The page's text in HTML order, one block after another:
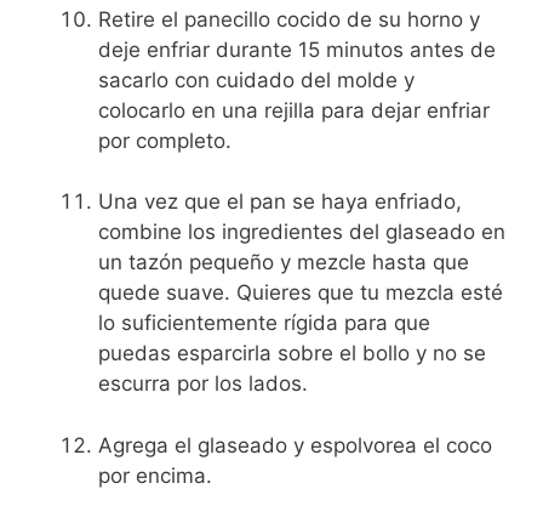
Retire el panecillo cocido de su horno y
deje enfriar durante 15 minutos antes de
sacarlo con cuidado del molde y
colocarlo en una rejilla para dejar enfriar
por completo.
Una vez que el pan se haya enfriado,
combine los ingredientes del glaseado en
un tazón pequeño y mezcle hasta que
quede suave. Quieres que tu mezcla esté
lo suficientemente rígida para que
puedas esparcirla sobre el bollo y no se
escurra por los lados.
Agrega el glaseado y espolvorea el coco
por encima.